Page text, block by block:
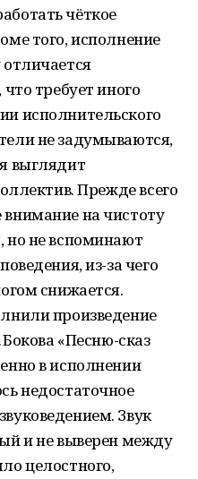
чёткое
того, исполнение
требует иного
исполнительского
не задумываются,
выглядит
Прежде всего
на чистоту
не вспоминают
из-за чего
снижается.
произведение
«Песню-сказ
в исполнении
недостаточное
Звук
и не выверен между
целостного,